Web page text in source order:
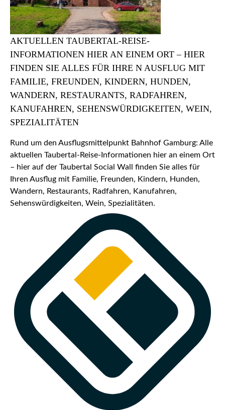
AKTUELLEN TAUBERTAL-REISE-
INFORMATIONEN HIER AN EINEM ORT – HIER
FINDEN SIE ALLES FÜR IHRE N AUSFLUG MIT
FAMILIE, FREUNDEN, KINDERN, HUNDEN,
WANDERN, RESTAURANTS, RADFAHREN,
KANUFAHREN, SEHENSWÜRDIGKEITEN, WEIN,
SPEZIALITÄTEN
Rund um den Ausflugsmittelpunkt Bahnhof Gamburg: Alle
aktuellen Taubertal-Reise-Informationen hier an einem Ort
– hier auf der Taubertal Social Wall finden Sie alles für
Ihren Ausflug mit Familie, Freunden, Kindern, Hunden,
Wandern, Restaurants, Radfahren, Kanufahren,
Sehenswürdigkeiten, Wein, Spezialitäten.